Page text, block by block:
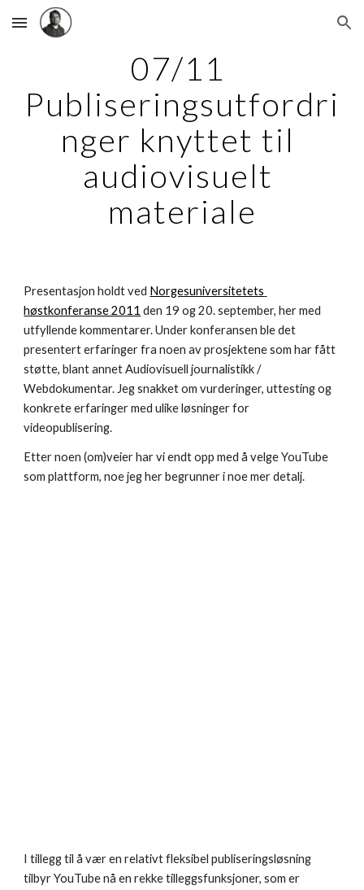
Skip to main content Skip to navigation
07/11
Publiseringsutfordri
nger knyttet til
audiovisuelt
materiale
Presentasjon holdt ved Norgesuniversitetets
høstkonferanse 2011 den 19 og 20. september, her med
utfyllende kommentarer. Under konferansen ble det
presentert erfaringer fra noen av prosjektene som har fått
støtte, blant annet Audiovisuell journalistikk /
Webdokumentar. Jeg snakket om vurderinger, uttesting og
konkrete erfaringer med ulike løsninger for
videopublisering.
Etter noen (om)veier har vi endt opp med å velge YouTube
som plattform, noe jeg her begrunner i noe mer detalj.
I tillegg til å vær en relativt fleksibel publiseringsløsning
tilbyr YouTube nå en rekke tilleggsfunksjoner, som er